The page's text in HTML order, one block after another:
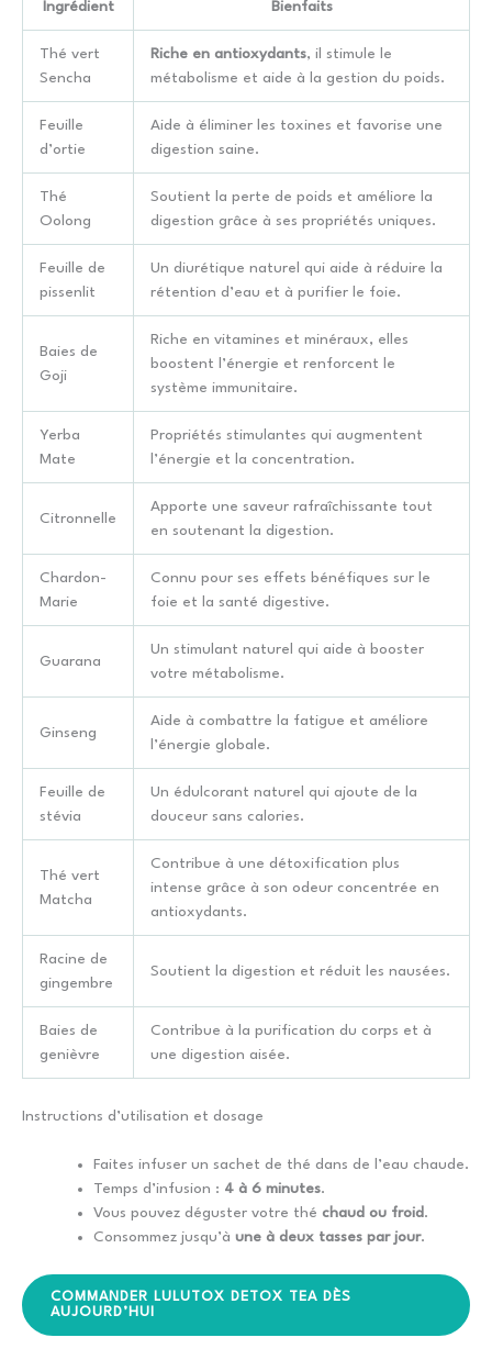
Ingrédient Bienfaits
Thé vert
Sencha
Riche en antioxydants, il stimule le
métabolisme et aide à la gestion du poids.
Feuille
d’ortie
Aide à éliminer les toxines et favorise une
digestion saine.
Thé
Oolong
Soutient la perte de poids et améliore la
digestion grâce à ses propriétés uniques.
Feuille de
pissenlit
Un diurétique naturel qui aide à réduire la
rétention d’eau et à purifier le foie.
Baies de
Goji
Riche en vitamines et minéraux, elles
boostent l’énergie et renforcent le
système immunitaire.
Yerba
Mate
Propriétés stimulantes qui augmentent
l’énergie et la concentration.
Citronnelle
Apporte une saveur rafraîchissante tout
en soutenant la digestion.
Chardon-
Marie
Connu pour ses effets bénéfiques sur le
foie et la santé digestive.
Guarana
Un stimulant naturel qui aide à booster
votre métabolisme.
Ginseng
Aide à combattre la fatigue et améliore
l’énergie globale.
Feuille de
stévia
Un édulcorant naturel qui ajoute de la
douceur sans calories.
Thé vert
Matcha
Contribue à une détoxification plus
intense grâce à son odeur concentrée en
antioxydants.
Racine de
gingembre
Soutient la digestion et réduit les nausées.
Baies de
genièvre
Contribue à la purification du corps et à
une digestion aisée.
Instructions d’utilisation et dosage
Faites infuser un sachet de thé dans de l’eau chaude.
Temps d’infusion : 4 à 6 minutes.
Vous pouvez déguster votre thé chaud ou froid .
Consommez jusqu’à une à deux tasses par jour.
COMMANDER LULUTOX DETOX TEA DÈS
AUJOURD’HUI